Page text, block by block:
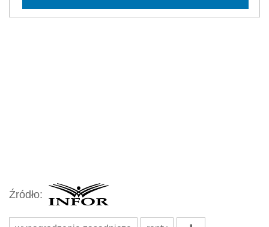
Źródło: